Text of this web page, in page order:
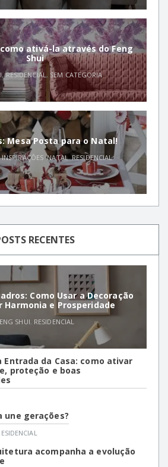
ativá-la através do Feng
Shui
,RESIDENCIAL ,SEM CATEGORIA
Mesa Posta para o Natal!
INSPIRAÇÕES ,NATAL,RESIDENCIAL
RECENTES
Como Usar a Decoração
Harmonia e Prosperidade
SHUI, RESIDENCIAL
Entrada da Casa: como ativar
proteção e boas
une gerações?
acompanha a evolução